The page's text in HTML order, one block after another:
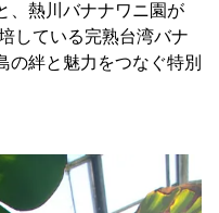
、熱川バナナワニ園が
している完熟台湾バナ
の絆と魅力をつなぐ特別